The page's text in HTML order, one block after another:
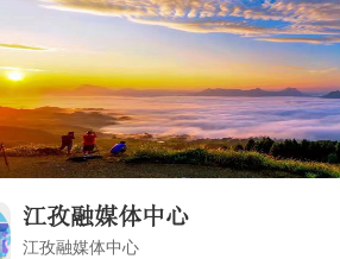
江孜融媒体中心
江孜融媒体中心